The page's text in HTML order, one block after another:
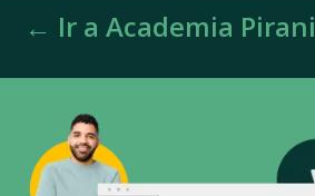
← Ir a Academia Pirani